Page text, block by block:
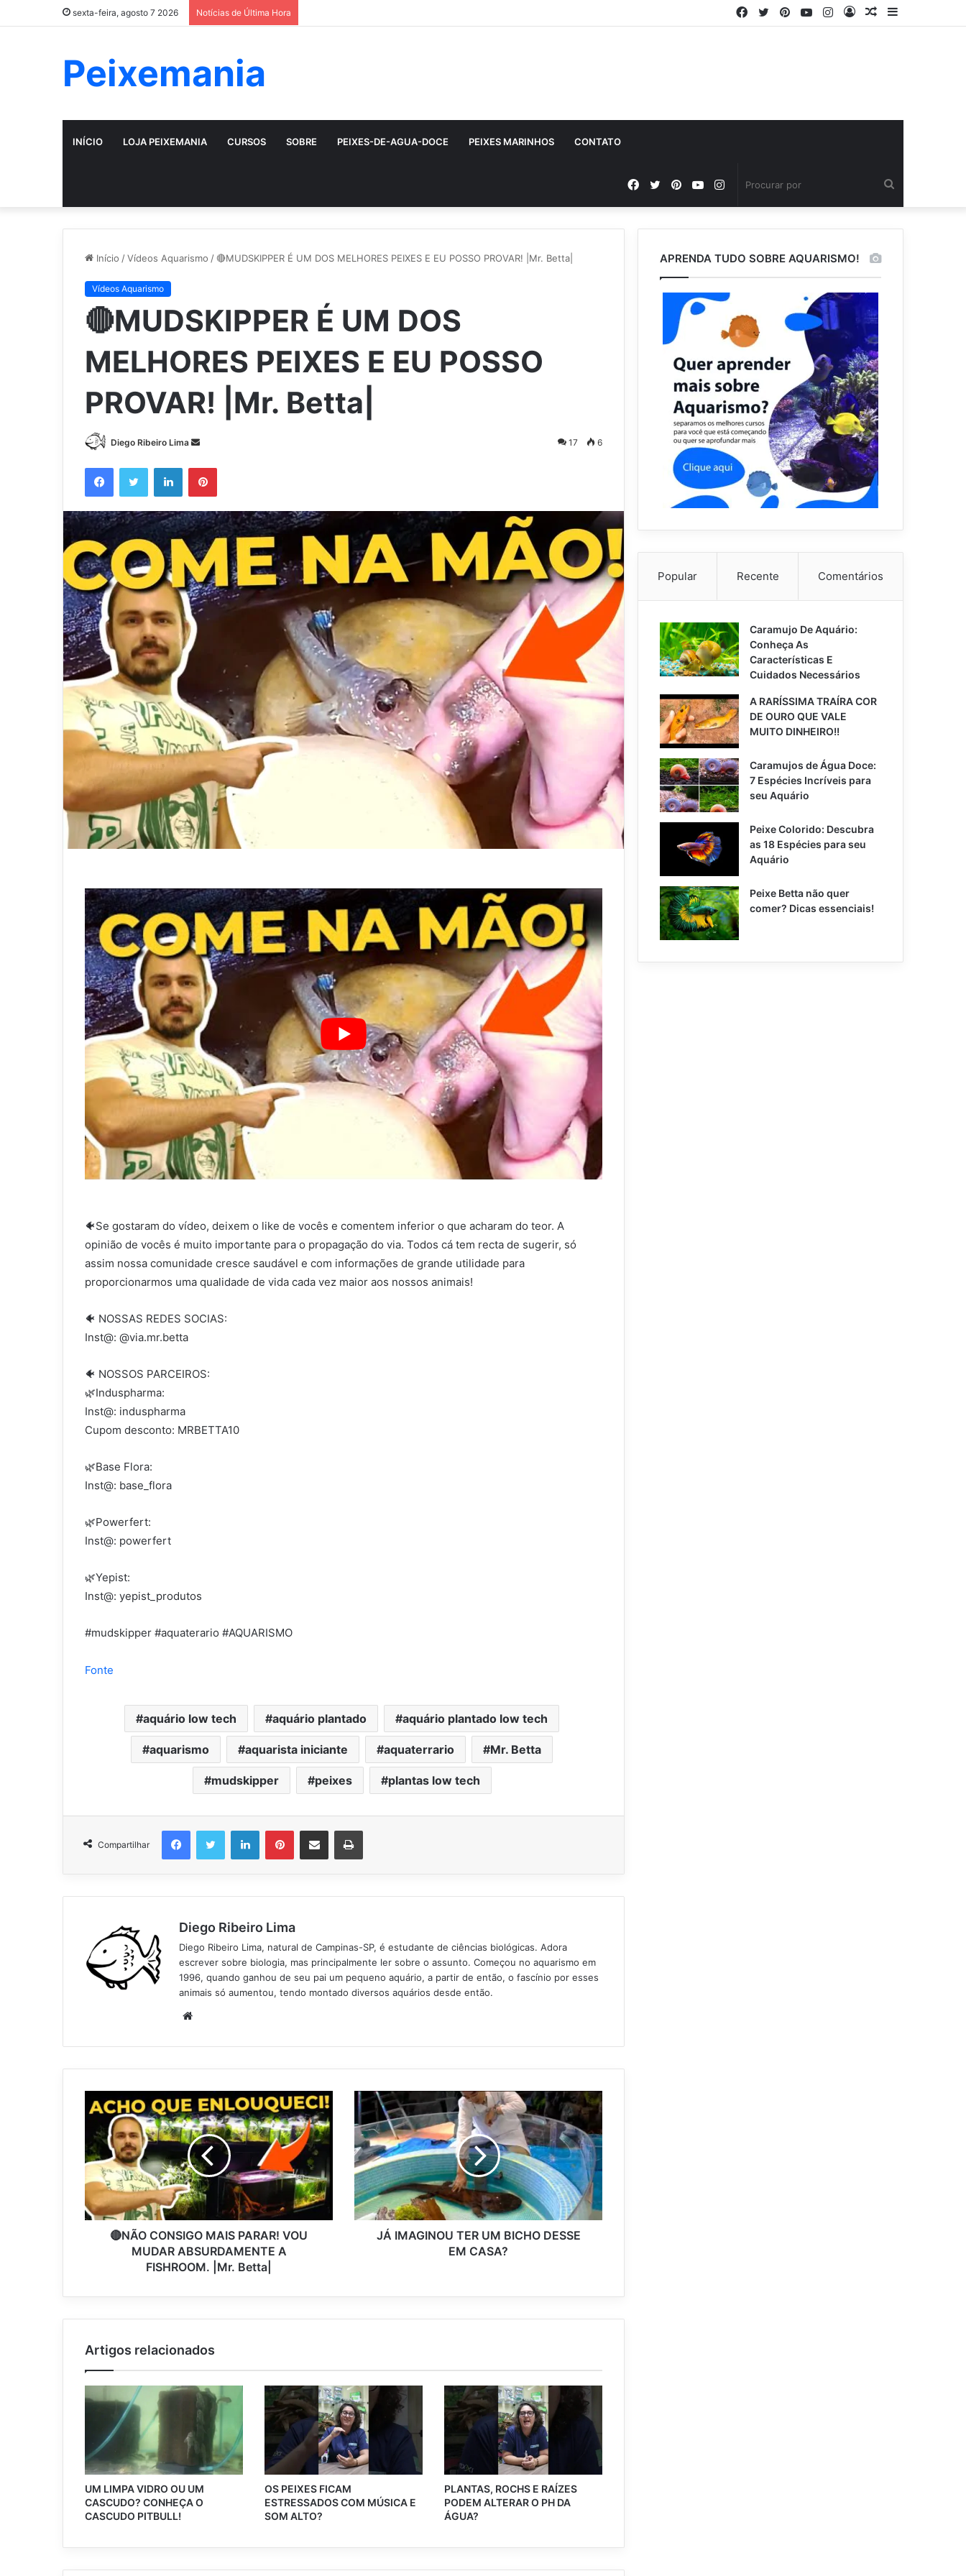
sexta-feira, agosto 7 2026 Notícias de Última Hora
Barra
Artigo
Entrar
Instagram
YouTube
Pinterest
Twitter
Facebook
Peixemania
INÍCIO LOJA PEIXEMANIA CURSOS SOBRE PEIXES-DE-AGUA-DOCE PEIXES MARINHOS CONTATO
por
Instagram
YouTube
Pinterest
Twitter
Facebook
Início /Vídeos Aquarismo /🔴MUDSKIPPER É UM DOS MELHORES PEIXES E EU POSSO PROVAR! |Mr. Betta|
Vídeos Aquarismo
🔴MUDSKIPPER É UM DOS
MELHORES PEIXES E EU POSSO
PROVAR! |Mr. Betta|
Diego Ribeiro Lima
Mande
e-
17 6
FacebookTwitter LinkedinPinterest
🐠Se gostaram do vídeo, deixem o like de vocês e comentem inferior o que acharam do teor. A
opinião de vocês é muito importante para o propagação do via. Todos cá tem recta de sugerir, só
assim nossa comunidade cresce saudável e com informações de grande utilidade para
proporcionarmos uma qualidade de vida cada vez maior aos nossos animais!
🐠 NOSSAS REDES SOCIAS:
Inst@: @via.mr.betta
🐠 NOSSOS PARCEIROS:
🌿Induspharma:
Inst@: induspharma
Cupom desconto: MRBETTA10
🌿Base Flora:
Inst@: base_flora
🌿Powerfert:
Inst@: powerfert
🌿Yepist:
Inst@: yepist_produtos
#mudskipper #aquaterario #AQUARISMO
Fonte
aquário low tech aquário plantado aquário plantado low tech
aquarismo aquarista iniciante aquaterrario Mr. Betta
mudskipper peixes plantas low tech
Compartilhar
FacebookTwitter LinkedinPinterestCompartilhar via e-mail Imprimir
Diego Ribeiro Lima
Diego Ribeiro Lima, natural de Campinas-SP, é estudante de ciências biológicas. Adora
escrever sobre biologia, mas principalmente ler sobre o assunto. Começou no aquarismo em
1996, quando ganhou de seu pai um pequeno aquário, a partir de então, o fascínio por esses
animais só aumentou, tendo montado diversos aquários desde então.
Website
🔴NÃO CONSIGO MAIS PARAR! VOU
MUDAR ABSURDAMENTE A
FISHROOM. |Mr. Betta|
JÁ IMAGINOU TER UM BICHO DESSE
EM CASA?
Artigos relacionados
UM LIMPA VIDRO OU UM
CASCUDO? CONHEÇA O
CASCUDO PITBULL!
OS PEIXES FICAM
ESTRESSADOS COM MÚSICA E
SOM ALTO?
PLANTAS, ROCHS E RAÍZES
PODEM ALTERAR O PH DA
ÁGUA?
APRENDA TUDO SOBRE AQUARISMO!
Popular Recente Comentários
Caramujo De Aquário:
Conheça As
Características E
Cuidados Necessários
A RARÍSSIMA TRAÍRA COR
DE OURO QUE VALE
MUITO DINHEIRO!!
Caramujos de Água Doce:
7 Espécies Incríveis para
seu Aquário
Peixe Colorido: Descubra
as 18 Espécies para seu
Aquário
Peixe Betta não quer
comer? Dicas essenciais!